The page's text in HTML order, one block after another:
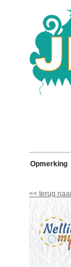
Opmerking
<< terug